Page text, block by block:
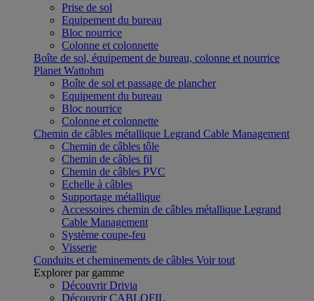
Prise de sol
Equipement du bureau
Bloc nourrice
Colonne et colonnette
Boîte de sol, équipement de bureau, colonne et nourrice
Planet Wattohm
Boîte de sol et passage de plancher
Equipement du bureau
Bloc nourrice
Colonne et colonnette
Chemin de câbles métallique Legrand Cable Management
Chemin de câbles tôle
Chemin de câbles fil
Chemin de câbles PVC
Echelle à câbles
Supportage métallique
Accessoires chemin de câbles métallique Legrand
Cable Management
Système coupe-feu
Visserie
Conduits et cheminements de câbles Voir tout
Explorer par gamme
Découvrir Drivia
Découvrir CABLOFIL